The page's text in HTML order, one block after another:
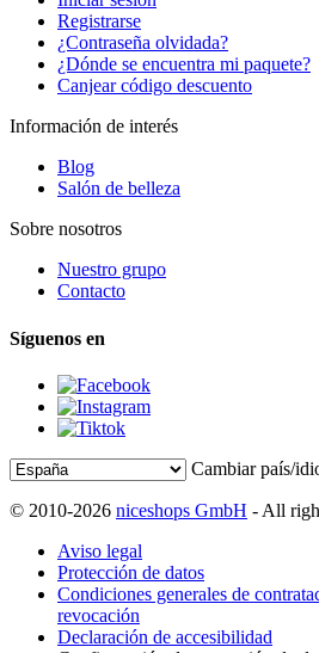
Registrarse
¿Contraseña olvidada?
¿Dónde se encuentra mi paquete?
Canjear código descuento
Información de interés
Blog
Salón de belleza
Sobre nosotros
Nuestro grupo
Contacto
Síguenos en
Cambiar país/
© 2010-2026 niceshops GmbH - All
Aviso legal
Protección de datos
Condiciones generales de
revocación
Declaración de accesibilidad